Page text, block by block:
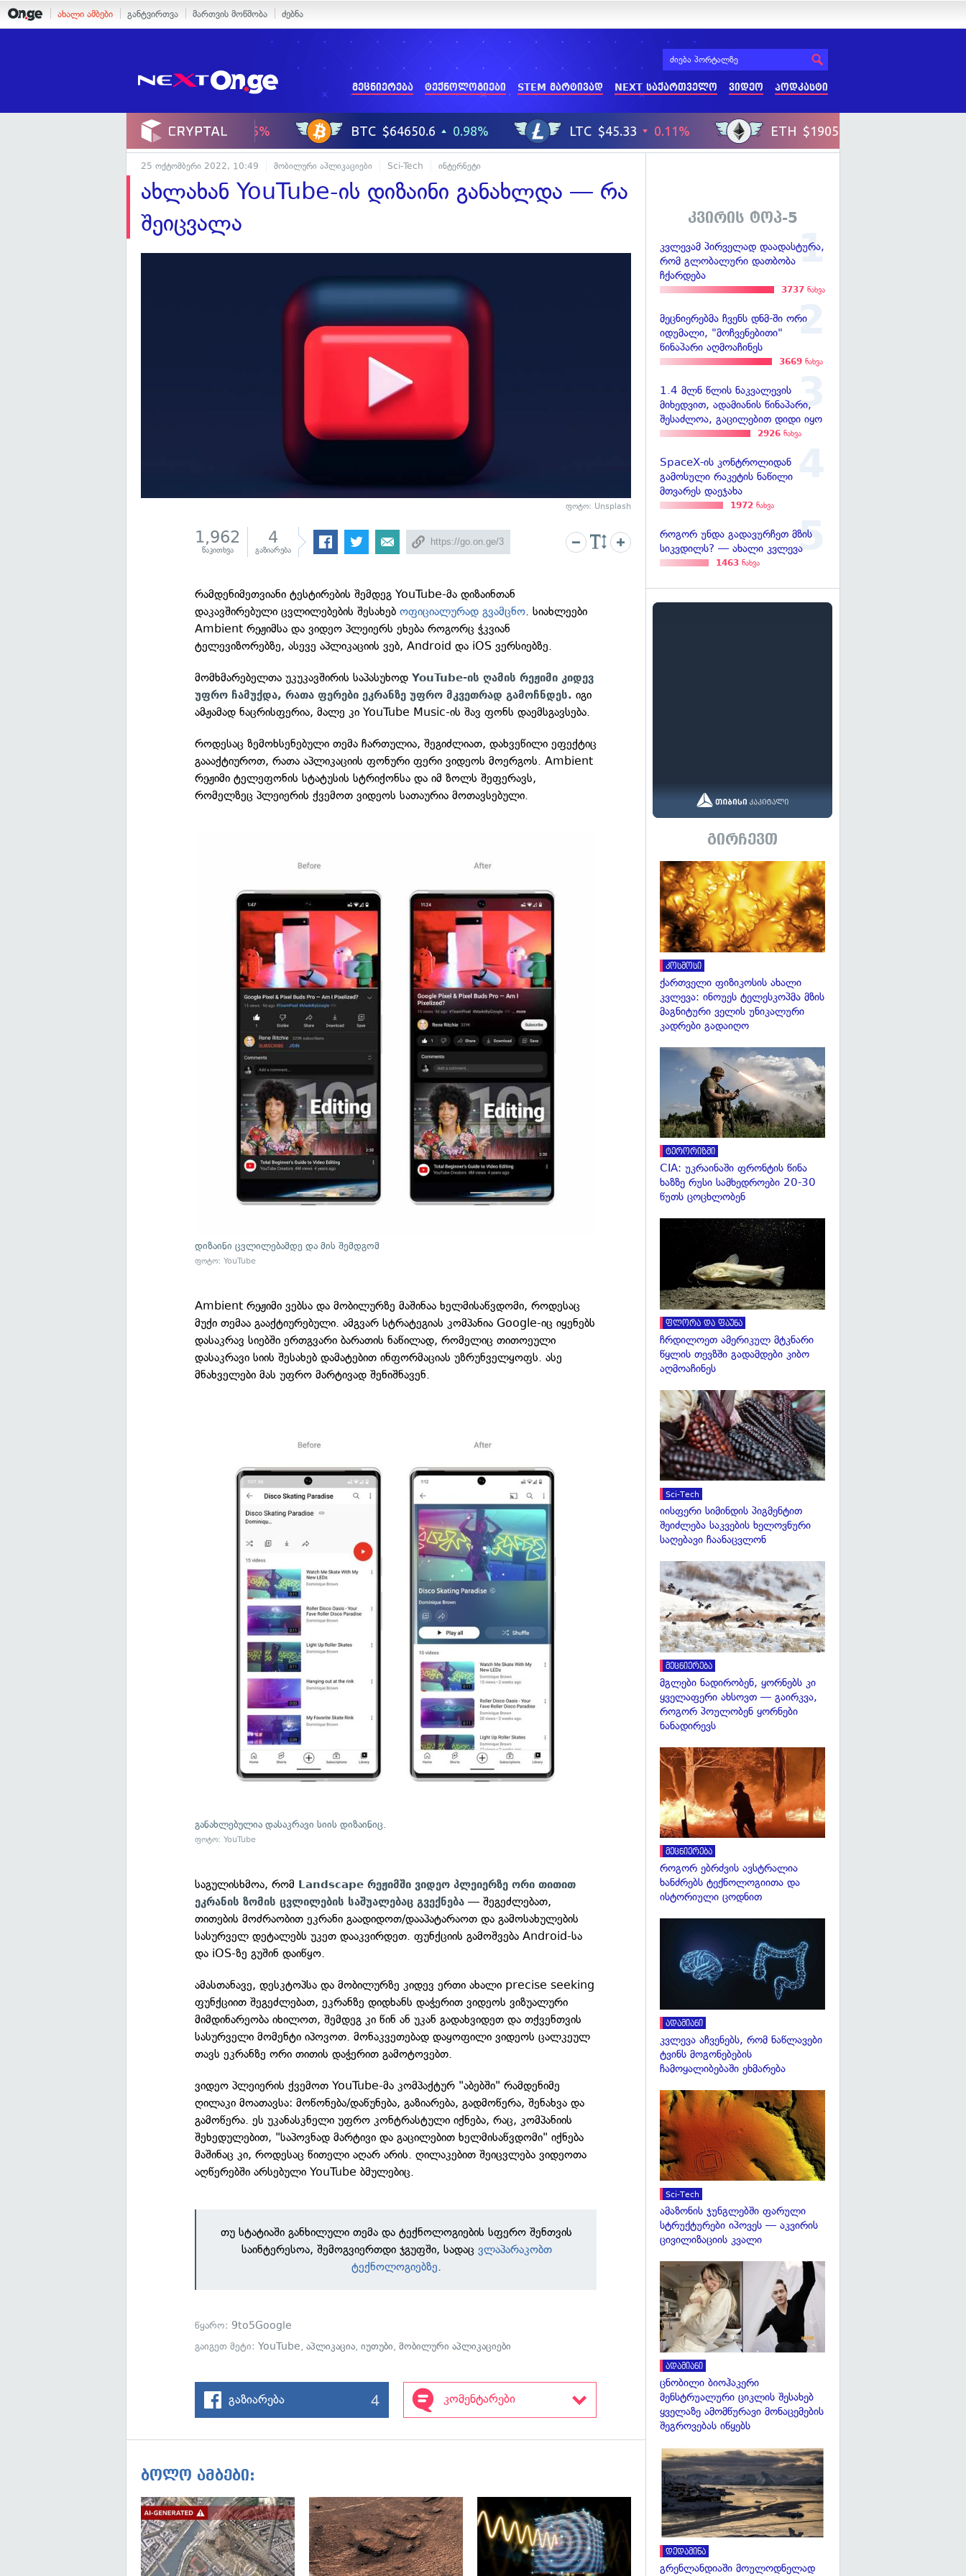
ახალი ამბები განტვირთვა მართვის მოწმობა ძებნა
მეცნიერება ტექნოლოგიები STEM მარტივად NEXT საქართველო ვიდეო პოდკასტი
25 ოქტომბერი 2022, 10:49 მობილური აპლიკაციები Sci-Tech ინტერნეტი
ახლახან YouTube-ის დიზაინი განახლდა — რა
შეიცვალა
ფოტო: Unsplash
1,962
წაკითხვა
4
გაზიარება
რამდენიმეთვიანი ტესტირების შემდეგ YouTube-მა დიზაინთან
დაკავშირებული ცვლილებების შესახებოფიციალურად გვამცნო. სიახლეები
Ambient რეჟიმსა და ვიდეო პლეიერს ეხება როგორც ჭკვიან
ტელევიზორებზე, ასევე აპლიკაციის ვებ, Android და iOS ვერსიებზე.
მომხმარებელთა უკუკავშირის საპასუხოდYouTube-ის ღამის რეჟიმი კიდევ
უფრო ჩამუქდა, რათა ფერები ეკრანზე უფრო მკვეთრად გამოჩნდეს. იგი
ამჟამად ნაცრისფერია, მალე კი YouTube Music-ის შავ ფონს დაემსგავსება.
როდესაც ზემოხსენებული თემა ჩართულია, შეგიძლიათ, დახვეწილი ეფექტიც
გაააქტიუროთ, რათა აპლიკაციის ფონური ფერი ვიდეოს მოერგოს. Ambient
რეჟიმი ტელეფონის სტატუსის სტრიქონსა და იმ ზოლს შეფერავს,
რომელზეც პლეიერის ქვემოთ ვიდეოს სათაურია მოთავსებული.
დიზაინი ცვლილებამდე და მის შემდგომ
ფოტო: YouTube
Ambient რეჟიმი ვებსა და მობილურზე მაშინაა ხელმისაწვდომი, როდესაც
მუქი თემაა გააქტიურებული. ამგვარ სტრატეგიას კომპანია Google-იც იყენებს
დასაკრავ სიებში ერთგვარი ბარათის ნაწილად, რომელიც თითოეული
დასაკრავი სიის შესახებ დამატებით ინფორმაციას უზრუნველყოფს. ასე
მნახველები მას უფრო მარტივად შენიშნავენ.
განახლებულია დასაკრავი სიის დიზაინიც.
ფოტო: YouTube
საგულისხმოა, რომ Landscape რეჟიმში ვიდეო პლეიერზე ორი თითით
ეკრანის ზომის ცვლილების საშუალებაც გვექნება — შეგეძლებათ,
თითების მოძრაობით ეკრანი გაადიდოთ/დააპატარაოთ და გამოსახულების
სასურველ დეტალებს უკეთ დააკვირდეთ. ფუნქციის გამოშვება Android-სა
და iOS-ზე გუშინ დაიწყო.
ამასთანავე, დესკტოპსა და მობილურზე კიდევ ერთი ახალი precise seeking
ფუნქციით შეგეძლებათ, ეკრანზე დიდხანს დაჭერით ვიდეოს ვიზუალური
მიმდინარეობა იხილოთ, შემდეგ კი წინ ან უკან გადახვიდეთ და თქვენთვის
სასურველი მომენტი იპოვოთ. მონაკვეთებად დაყოფილი ვიდეოს ცალკეულ
თავს ეკრანზე ორი თითის დაჭერით გამოტოვებთ.
ვიდეო პლეიერის ქვემოთ YouTube-მა კომპაქტურ "აბებში" რამდენიმე
ღილაკი მოათავსა: მოწონება/დაწუნება, გაზიარება, გადმოწერა, შენახვა და
გამოწერა. ეს უკანასკნელი უფრო კონტრასტული იქნება, რაც, კომპანიის
შეხედულებით, "საპოვნად მარტივი და გაცილებით ხელმისაწვდომი" იქნება
მაშინაც კი, როდესაც წითელი აღარ არის. ღილაკებით შეიცვლება ვიდეოთა
აღწერებში არსებული YouTube ბმულებიც.
თუ სტატიაში განხილული თემა და ტექნოლოგიების სფერო შენთვის
საინტერესოა, შემოგვიერთდი ჯგუფში, სადაცვლაპარაკობთ
ტექნოლოგიებზე.
წყარო: 9to5Google
გაიგეთ მეტი:YouTube,აპლიკაცია,იუთუბი,მობილური აპლიკაციები
გაზიარება 4 კომენტარები
ბოლო ამბები:
გადახედვა გადახედვა გადახედვა
კვირის ტოპ-5
კვლევამ პირველად დაადასტურა,
რომ გლობალური დათბობა
ჩქარდება
3737 ნახვა
მეცნიერებმა ჩვენს დნმ-ში ორი
იდუმალი, "მოჩვენებითი"
წინაპარი აღმოაჩინეს
3669 ნახვა
1.4 მლნ წლის ნაკვალევის
მიხედვით, ადამიანის წინაპარი,
შესაძლოა, გაცილებით დიდი იყო
2926 ნახვა
SpaceX-ის კონტროლიდან
გამოსული რაკეტის ნაწილი
მთვარეს დაეჯახა
1972 ნახვა
როგორ უნდა გადავურჩეთ მზის
სიკვდილს? — ახალი კვლევა
1463 ნახვა
გირჩევთ
კოსმოსი
ქართველი ფიზიკოსის ახალი
კვლევა: ინოუეს ტელესკოპმა მზის
მაგნიტური ველის უნიკალური
კადრები გადაიღო
ტერორიზმი
CIA: უკრაინაში ფრონტის წინა
ხაზზე რუსი სამხედროები 20-30
წუთს ცოცხლობენ
ფლორა და ფაუნა
ჩრდილოეთ ამერიკულ მტკნარი
წყლის თევზში გადამდები კიბო
აღმოაჩინეს
Sci-Tech
იისფერი სიმინდის პიგმენტით
შეიძლება საკვების ხელოვნური
საღებავი ჩაანაცვლონ
მეცნიერება
მგლები ნადირობენ, ყორნებს კი
ყველაფერი ახსოვთ — გაირკვა,
როგორ პოულობენ ყორნები
ნანადირევს
მეცნიერება
როგორ ებრძვის ავსტრალია
ხანძრებს ტექნოლოგიითა და
ისტორიული ცოდნით
ადამიანი
კვლევა აჩვენებს, რომ ნაწლავები
ტვინს მოგონებების
ჩამოყალიბებაში ეხმარება
Sci-Tech
ამაზონის ჯუნგლებში ფარული
სტრუქტურები იპოვეს — აკვირის
ცივილიზაციის კვალი
ადამიანი
ცნობილი ბიოჰაკერი
მენსტრუალური ციკლის შესახებ
ყველაზე ამომწურავი მონაცემების
შეგროვებას იწყებს
დედამიწა
გრენლანდიაში მოულოდნელად